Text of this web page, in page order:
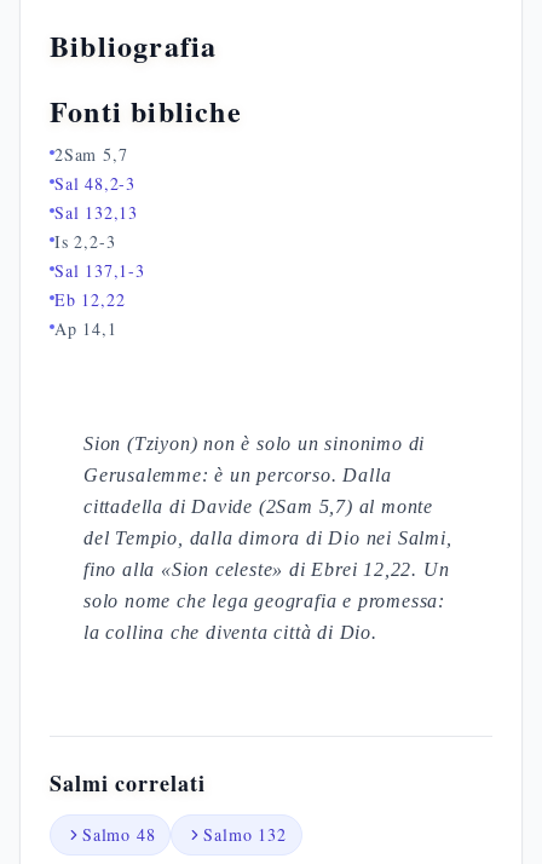
Bibliografia
Fonti bibliche
2Sam 5,7
Sal 48,2-3
Sal 132,13
Is 2,2-3
Sal 137,1-3
Eb 12,22
Ap 14,1
Sion (Tziyon) non è solo un sinonimo di
Gerusalemme: è un percorso. Dalla
cittadella di Davide (2Sam 5,7) al monte
del Tempio, dalla dimora di Dio nei Salmi,
fino alla «Sion celeste» di Ebrei 12,22. Un
solo nome che lega geografia e promessa:
la collina che diventa città di Dio.
Salmi correlati
Salmo 48 Salmo 132